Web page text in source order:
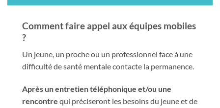
Comment faire appel aux équipes mobiles
?
Un jeune, un proche ou un professionnel face à une
difficulté de santé mentale contacte la permanence.
Après un entretien téléphonique et/ou une
rencontre qui préciseront les besoins du jeune et de